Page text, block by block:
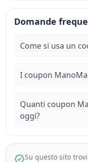
Domande
Come si usa un
I coupon
Quanti coupon
oggi?
Su questo sito